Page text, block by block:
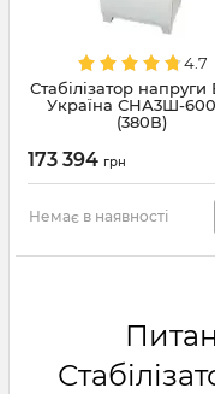
4.7
Стабілізатор напруги
Україна СНА3Ш-
(380В)
173 394 грн
Немає в наявності